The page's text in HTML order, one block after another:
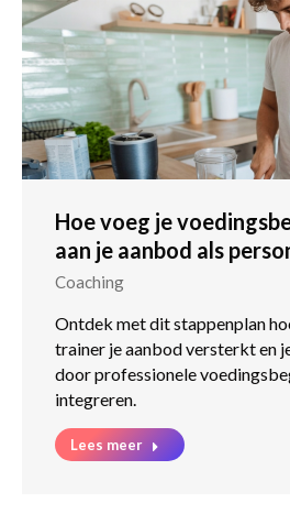
Hoe voeg je
aan je aanbod als
Coaching
Ontdek met dit stappenplan
trainer je aanbod versterkt en
door professionele
integreren.
Lees meer